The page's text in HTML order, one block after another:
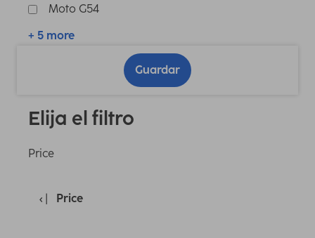
Moto G54
+ 5 more
Guardar
Elija el filtro
Price
Price